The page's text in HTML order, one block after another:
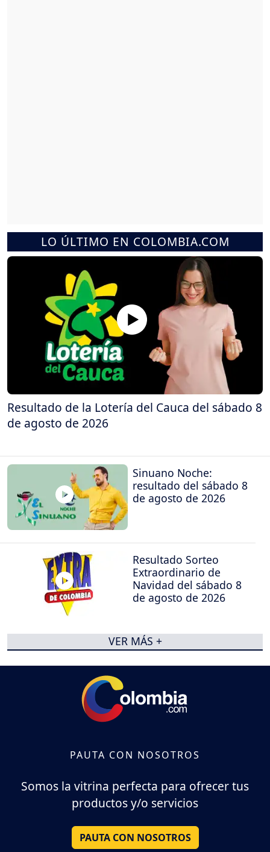
LO ÚLTIMO EN COLOMBIA.COM
Resultado de la Lotería del Cauca del sábado 8
de agosto de 2026
Sinuano Noche:
resultado del sábado 8
de agosto de 2026
Resultado Sorteo
Extraordinario de
Navidad del sábado 8
de agosto de 2026
VER MÁS +
PAUTA CON NOSOTROS
Somos la vitrina perfecta para ofrecer tus
productos y/o servicios
PAUTA CON NOSOTROS